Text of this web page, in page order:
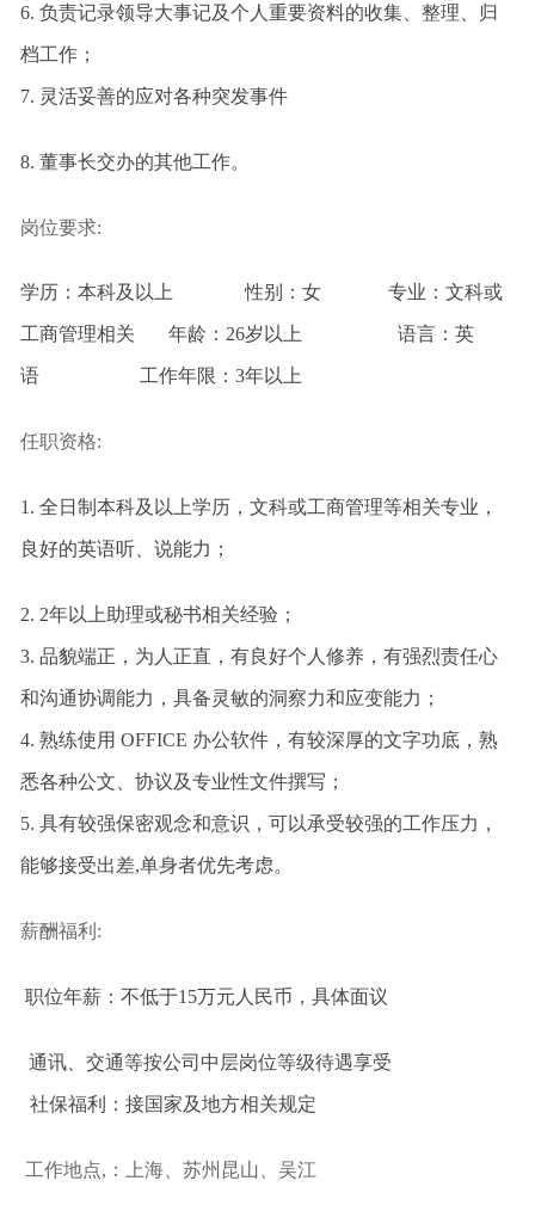
6. 负责记录领导大事记及个人重要资料的收集、整理、归
档工作；
7. 灵活妥善的应对各种突发事件
8. 董事长交办的其他工作。
岗位要求:
学历：本科及以上 性别：女 专业：文科或
工商管理相关 年龄：26岁以上 语言：英
语 工作年限：3年以上
任职资格:
1. 全日制本科及以上学历， 文科或工商管理等相关专业，
良好的英语听、说能力 ；
2. 2年以上助理或秘书相关经验；
3. 品貌端正，为人正直，有良好个人修养，有强烈责任心
和沟通协调能力，具备灵敏的洞察力和应变能力；
4. 熟练使用 OFFICE 办公软件，有较深厚的文字功底，熟
悉各种公文、协议及专业性文件撰写；
5. 具有较强保密观念和意识，可以承受较强的工作压力，
能够接受出差,单身者优先考虑。
薪酬福利:
职位年薪：不低于15万元人民币，具体面议
通讯、交通等按公司中层岗位等级待遇享受
社保福利：接国家及地方相关规定
工作地点,：上海、苏州昆山、吴江